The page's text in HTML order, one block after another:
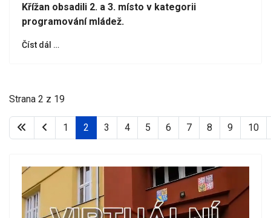
Křížan obsadili 2. a 3. místo v kategorii
programování mládež.
Číst dál …
Strana 2 z 19
1 2 3 4 5 6 7 8 9 10